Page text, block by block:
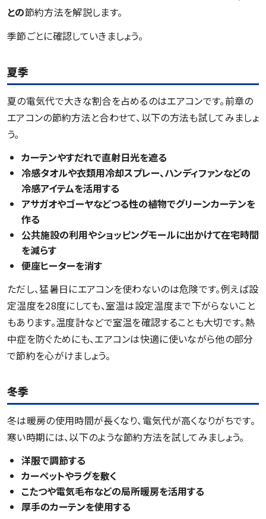
との節約方法を解説します。
季節ごとに確認していきましょう。
夏季
夏の電気代で大きな割合を占めるのはエアコンです。前章の
エアコンの節約方法と合わせて、以下の方法も試してみましょ
う。
カーテンやすだれで直射日光を遮る
冷感タオルや衣類用冷却スプレー、ハンディファンなどの
冷感アイテムを活用する
アサガオやゴーヤなどつる性の植物でグリーンカーテンを
作る
公共施設の利用やショッピングモールに出かけて在宅時間
を減らす
便座ヒーターを消す
ただし、猛暑日にエアコンを使わないのは危険です。例えば設
定温度を28度にしても、室温は設定温度まで下がらないこと
もあります。温度計などで室温を確認することも大切です。熱
中症を防ぐためにも、エアコンは快適に使いながら他の部分
で節約を心がけましょう。
冬季
冬は暖房の使用時間が長くなり、電気代が高くなりがちです。
寒い時期には、以下のような節約方法を試してみましょう。
洋服で調節する
カーペットやラグを敷く
こたつや電気毛布などの局所暖房を活用する
厚手のカーテンを使用する